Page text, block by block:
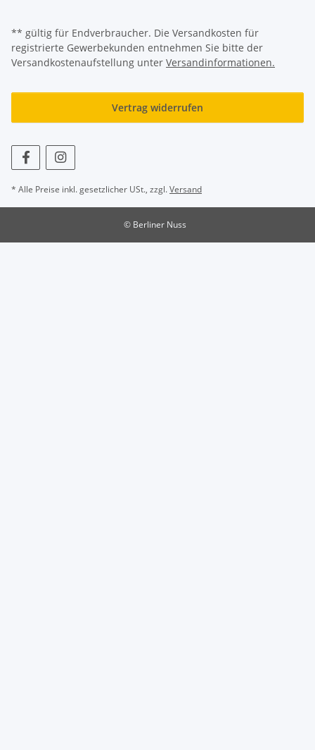
** gültig für Endverbraucher. Die Versandkosten für
registrierte Gewerbekunden entnehmen Sie bitte der
Versandkostenaufstellung unter Versandinformationen.
Vertrag widerrufen
* Alle Preise inkl. gesetzlicher USt., zzgl.Versand
© Berliner Nuss